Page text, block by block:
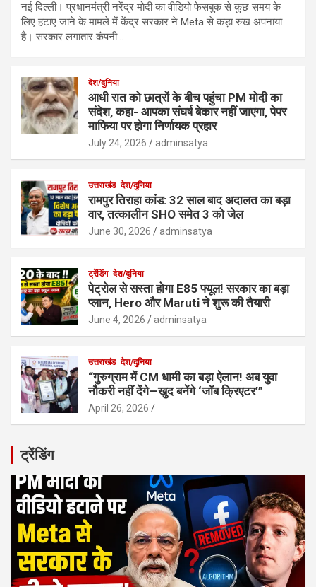
नई दिल्ली। प्रधानमंत्री नरेंद्र मोदी का वीडियो फेसबुक से कुछ समय के
लिए हटाए जाने के मामले में केंद्र सरकार ने Meta से कड़ा रुख अपनाया
है। सरकार लगातार कंपनी…
देश/दुनिया
आधी रात को छात्रों के बीच पहुंचा PM मोदी का
संदेश, कहा- आपका संघर्ष बेकार नहीं जाएगा, पेपर
माफिया पर होगा निर्णायक प्रहार
July 24, 2026 adminsatya
उत्तराखंड देश/दुनिया
रामपुर तिराहा कांड: 32 साल बाद अदालत का बड़ा
वार, तत्कालीन SHO समेत 3 को जेल
June 30, 2026 adminsatya
ट्रेंडिंग देश/दुनिया
पेट्रोल से सस्ता होगा E85 फ्यूल! सरकार का बड़ा
प्लान, Hero और Maruti ने शुरू की तैयारी
June 4, 2026 adminsatya
उत्तराखंड देश/दुनिया
“गुरुग्राम में CM धामी का बड़ा ऐलान! अब युवा
नौकरी नहीं देंगे—खुद बनेंगे ‘जॉब क्रिएटर’”
April 26, 2026
ट्रेंडिंग